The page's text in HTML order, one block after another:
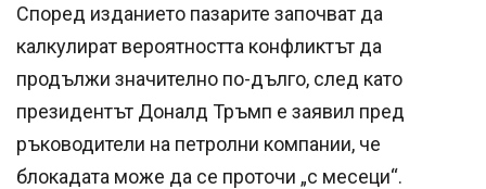
Според изданието пазарите започват да
калкулират вероятността конфликтът да
продължи значително по-дълго, след като
президентът Доналд Тръмп е заявил пред
ръководители на петролни компании, че
блокадата може да се проточи „с месеци“.